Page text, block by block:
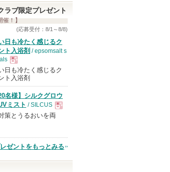
クミラー
スキンクリア クレンズ
ラブ限定プレゼント
！】
(応募受付：8/1～8/8)
日も冷たく感じるク
ト入浴剤 / epsomsalt s
現
品
日も冷たく感じるク
ト入浴剤
名様】シルクグロウ
ミスト / SILCUS
現
品
策とうるおいを両
ゼントをもっとみる